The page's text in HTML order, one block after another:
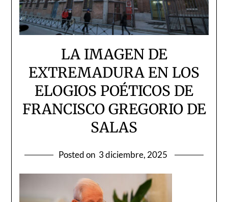
LA IMAGEN DE
EXTREMADURA EN LOS
ELOGIOS POÉTICOS DE
FRANCISCO GREGORIO DE
SALAS
Posted on 3 diciembre, 2025